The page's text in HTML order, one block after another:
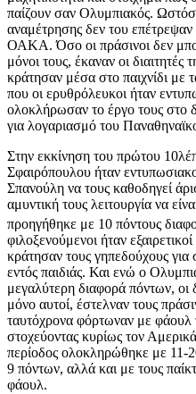
παίζουν σαν Ολυμπιακός.
αναμέτρησης δεν του
ΟΑΚΑ. Όσο οι πράσινοι δεν
μόνοι τους, έκαναν οι
κράτησαν μέσα στο παιχνίδι με
που οι ερυθρόλευκοι ήταν
ολοκλήρωσαν το έργο τους στο
για λογαριασμό του
Στην εκκίνηση του πρώτου
Σφαιρόπουλου ήταν
Σπανούλη να τους καθοδηγεί
αμυντική τους λειτουργία να
προηγήθηκε με 10 πόντους
φιλοξενούμενοι ήταν
κράτησαν τους γηπεδούχους για
εντός παιδιάς. Και ενώ ο
μεγαλύτερη διαφορά πόντων, οι
μόνο αυτοί, έστελναν τους
ταυτόχρονα φόρτωναν με
στοχεύοντας κυρίως τον
περίοδος ολοκληρώθηκε με 11-
9 πόντων, αλλά και με τους
φάουλ.